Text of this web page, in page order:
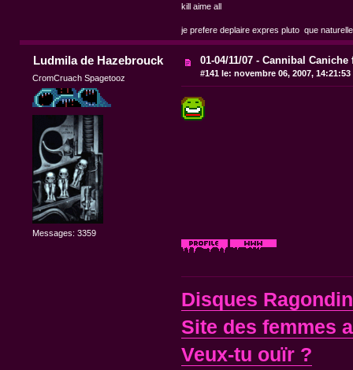
kill aime all
je prefere deplaire expres pluto que
Ludmila de Hazebrouck
CromCruach Spagetooz
Messages: 3359
01-04/11/07 - Cannibal
#141 le: novembre 06, 2007, 14:21:53
Disques
Site des femmes
Veux-tu ouïr ?